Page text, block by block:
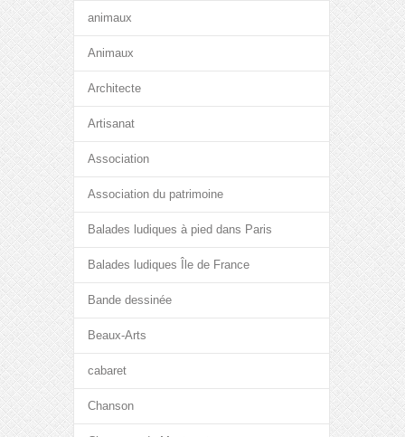
animaux
Animaux
Architecte
Artisanat
Association
Association du patrimoine
Balades ludiques à pied dans Paris
Balades ludiques Île de France
Bande dessinée
Beaux-Arts
cabaret
Chanson